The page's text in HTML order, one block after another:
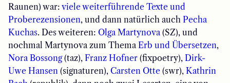
Raunen) war: viele weiterführende Texte und
Proberezensionen, und dann natürlich auch Pecha
Kuchas. Des weiteren: Olga Martynova (SZ), und
nochmal Martynova zum Thema Erb und Übersetzen,
Nora Bossong(taz), Franz Hofner (fixpoetry), Dirk-
Uwe Hansen (signaturen), Carsten Otte (swr), Kathrin